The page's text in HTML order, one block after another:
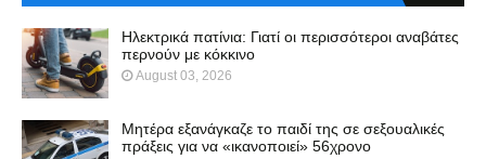
Ηλεκτρικά πατίνια: Γιατί οι περισσότεροι αναβάτες
περνούν με κόκκινο
August 03, 2026
Μητέρα εξανάγκαζε το παιδί της σε σεξουαλικές
πράξεις για να «ικανοποιεί» 56χρονο